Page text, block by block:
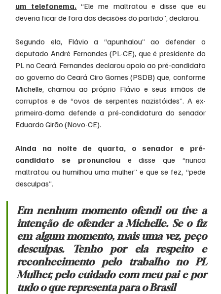
um telefonema. “Ele me maltratou e disse que eu
deveria ficar de fora das decisões do partido”, declarou.
Segundo ela, Flávio a “apunhalou” ao defender o
deputado André Fernandes (PL-CE), que é presidente do
PL no Ceará. Fernandes declarou apoio ao pré-candidato
ao governo do Ceará Ciro Gomes (PSDB) que, conforme
Michelle, chamou ao próprio Flávio e seus irmãos de
corruptos e de “ovos de serpentes nazistóides”. A ex-
primeira-dama defende a pré-candidatura do senador
Eduardo Girão (Novo-CE).
Ainda na noite de quarta, o senador e pré-
candidato se pronunciou e disse que “nunca
maltratou ou humilhou uma mulher” e que se fez, “pede
desculpas”.
Em nenhum momento ofendi ou tive a
intenção de ofender a Michelle. Se o fiz
em algum momento, mais uma vez, peço
desculpas. Tenho por ela respeito e
reconhecimento pelo trabalho no PL
Mulher, pelo cuidado com meu pai e por
tudo o que representa para o Brasil